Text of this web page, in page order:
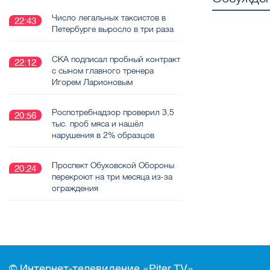
22:43
Число легальных таксистов в
Петербурге выросло в три раза
22:12
СКА подписал пробный контракт
с сыном главного тренера
Игорем Ларионовым
20:56
Роспотребнадзор проверил 3,5
тыс. проб мяса и нашёл
нарушения в 2% образцов
20:24
Проспект Обуховской Обороны
перекроют на три месяца из-за
ограждения